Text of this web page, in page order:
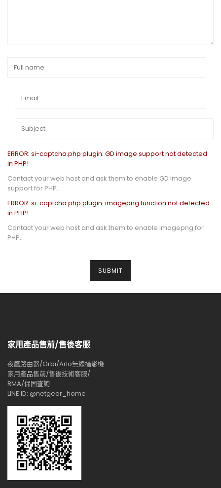
ERROR: si-captcha.php plugin: GD image support not detected
in PHP!
Contact your web host and ask them to enable GD image
support for PHP.
ERROR: si-captcha.php plugin: imagepng function not detected
in PHP!
Contact your web host and ask them to enable imagepng for
PHP.
家用產品售前/售後客服
夜鷹路由器/Orbi/Arlo無線攝影機
家用產品售前/售後技術客服/
RMA/保固查詢
LINE ID: @netgear_home